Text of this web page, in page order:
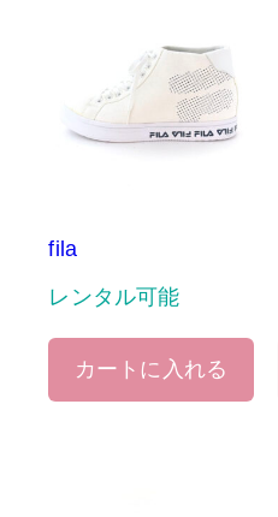
fila
レンタル可能
カートに入れる